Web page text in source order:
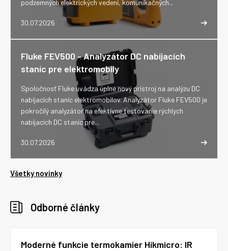
30.07.2026
podzemných elektrických vedení, komunikačných...
Fluke FEV500 - Analyzátor DC nabíjacích
staníc pre elektromobily
30.07.2026
Spoločnosť Fluke uvádza úplne nový prístroj na analýzu DC
nabíjacích staníc elektromobilov. Analyzátor Fluke FEV500 je
pokročilý analyzátor na efektívne testovanie rýchlych
nabíjacích DC staníc pre...
Všetky novinky
Odborné články
Moderné funkcie termokamier Hikmicro: IR